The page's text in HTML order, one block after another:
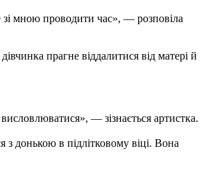
зі мною проводити час», — розповіла
прагне віддалитися від матері й
— зізнається артистка.
з донькою в підлітковому віці. Вона